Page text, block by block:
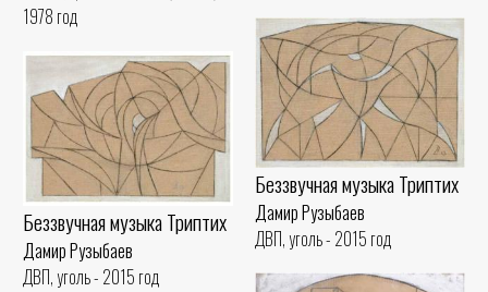
1978 год
Беззвучная музыка Триптих
Дамир Рузыбаев
ДВП, уголь - 2015 год
Беззвучная музыка Триптих
Дамир Рузыбаев
ДВП, уголь - 2015 год